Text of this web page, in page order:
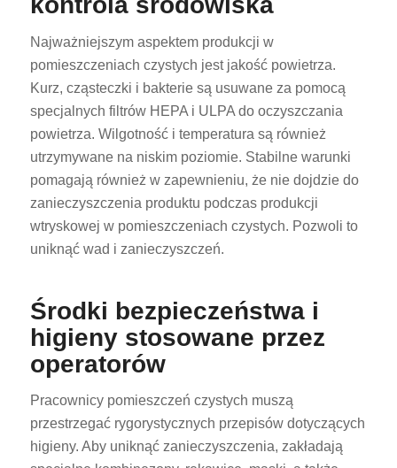
Najważniejszym aspektem produkcji w
pomieszczeniach czystych jest jakość powietrza.
Kurz, cząsteczki i bakterie są usuwane za pomocą
specjalnych filtrów HEPA i ULPA do oczyszczania
powietrza. Wilgotność i temperatura są również
utrzymywane na niskim poziomie. Stabilne warunki
pomagają również w zapewnieniu, że nie dojdzie do
zanieczyszczenia produktu podczas produkcji
wtryskowej w pomieszczeniach czystych. Pozwoli to
uniknąć wad i zanieczyszczeń.
Środki bezpieczeństwa i
higieny stosowane przez
operatorów
Pracownicy pomieszczeń czystych muszą
przestrzegać rygorystycznych przepisów dotyczących
higieny. Aby uniknąć zanieczyszczenia, zakładają